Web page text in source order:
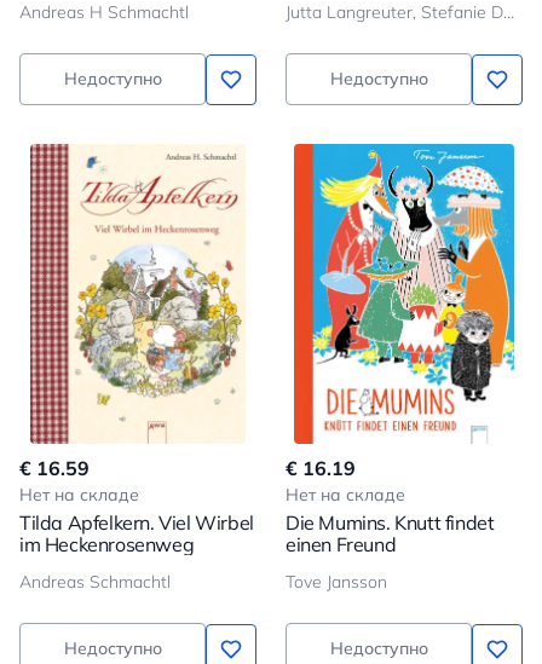
Andreas H Schmachtl
Недоступно
Jutta Langreuter, Stefanie Dahle
Недоступно
€ 16.59
Нет на складе
Tilda Apfelkern. Viel Wirbel
im Heckenrosenweg
Andreas Schmachtl
Недоступно
€ 16.19
Нет на складе
Die Mumins. Knutt findet
einen Freund
Tove Jansson
Недоступно